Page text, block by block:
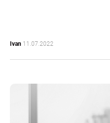
Ivan 11.07.2022